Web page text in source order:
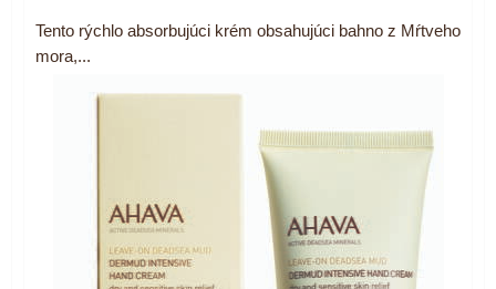
Tento rýchlo absorbujúci krém obsahujúci bahno z Mŕtveho
mora,...